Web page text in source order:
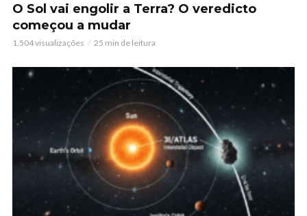
O Sol vai engolir a Terra? O veredicto
começou a mudar
1.504 visualizações 25 min de leitura